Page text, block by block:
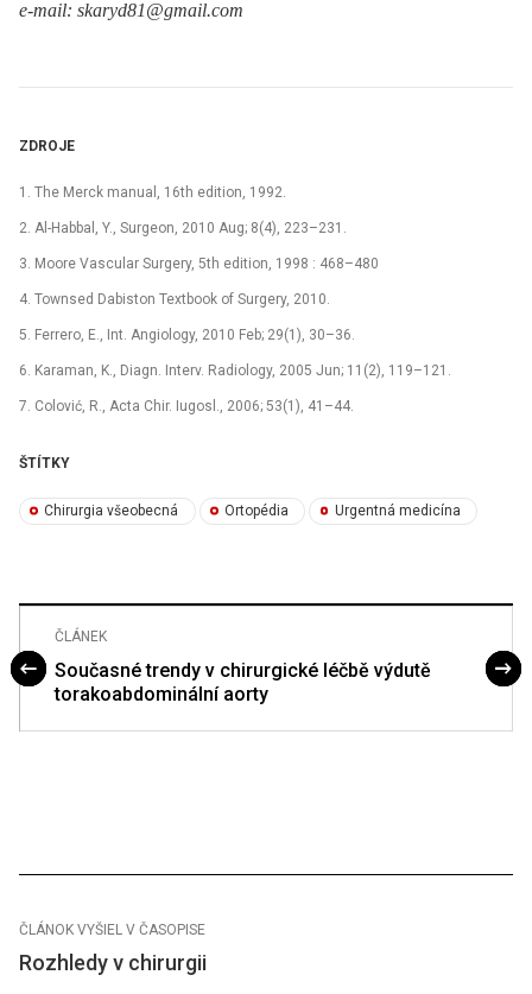
e-mail: skaryd81@gmail.com
ZDROJE
1. The Merck manual, 16th edition, 1992.
2. Al-Habbal, Y., Surgeon, 2010 Aug; 8(4), 223–231.
3. Moore Vascular Surgery, 5th edition, 1998 : 468–480
4. Townsed Dabiston Textbook of Surgery, 2010.
5. Ferrero, E., Int. Angiology, 2010 Feb; 29(1), 30–36.
6. Karaman, K., Diagn. Interv. Radiology, 2005 Jun; 11(2), 119–121.
7. Colović, R., Acta Chir. Iugosl., 2006; 53(1), 41–44.
ŠTÍTKY
Chirurgia všeobecná Ortopédia Urgentná medicína
ČLÁNEK
Současné trendy v chirurgické léčbě výdutě
torakoabdominální aorty
ČLÁNOK VYŠIEL V ČASOPISE
Rozhledy v chirurgii